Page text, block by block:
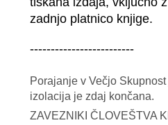
zadnjo platnico knjige.
-------------------------
Porajanje v Večjo
izolacija je zdaj končana.
ZAVEZNIKI ČLOVEŠTVA